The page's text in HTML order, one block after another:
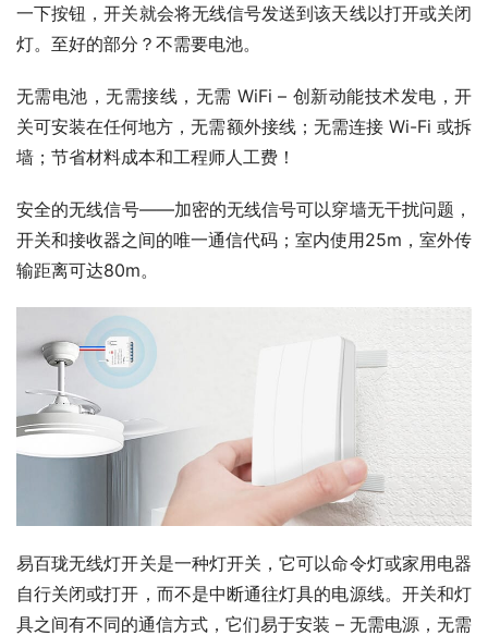
一下按钮，开关就会将无线信号发送到该天线以打开或关闭
灯。至好的部分？不需要电池。
无需电池，无需接线，无需 WiFi – 创新动能技术发电，开
关可安装在任何地方，无需额外接线；无需连接 Wi-Fi 或拆
墙；节省材料成本和工程师人工费！
安全的无线信号——加密的无线信号可以穿墙无干扰问题，
开关和接收器之间的唯一通信代码；室内使用25m，室外传
输距离可达80m。
易百珑无线灯开关是一种灯开关，它可以命令灯或家用电器
自行关闭或打开，而不是中断通往灯具的电源线。开关和灯
具之间有不同的通信方式，它们易于安装 – 无需电源，无需